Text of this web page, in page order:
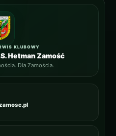
KLUBOWY
Hetman Zamość
Dla Zamościa.